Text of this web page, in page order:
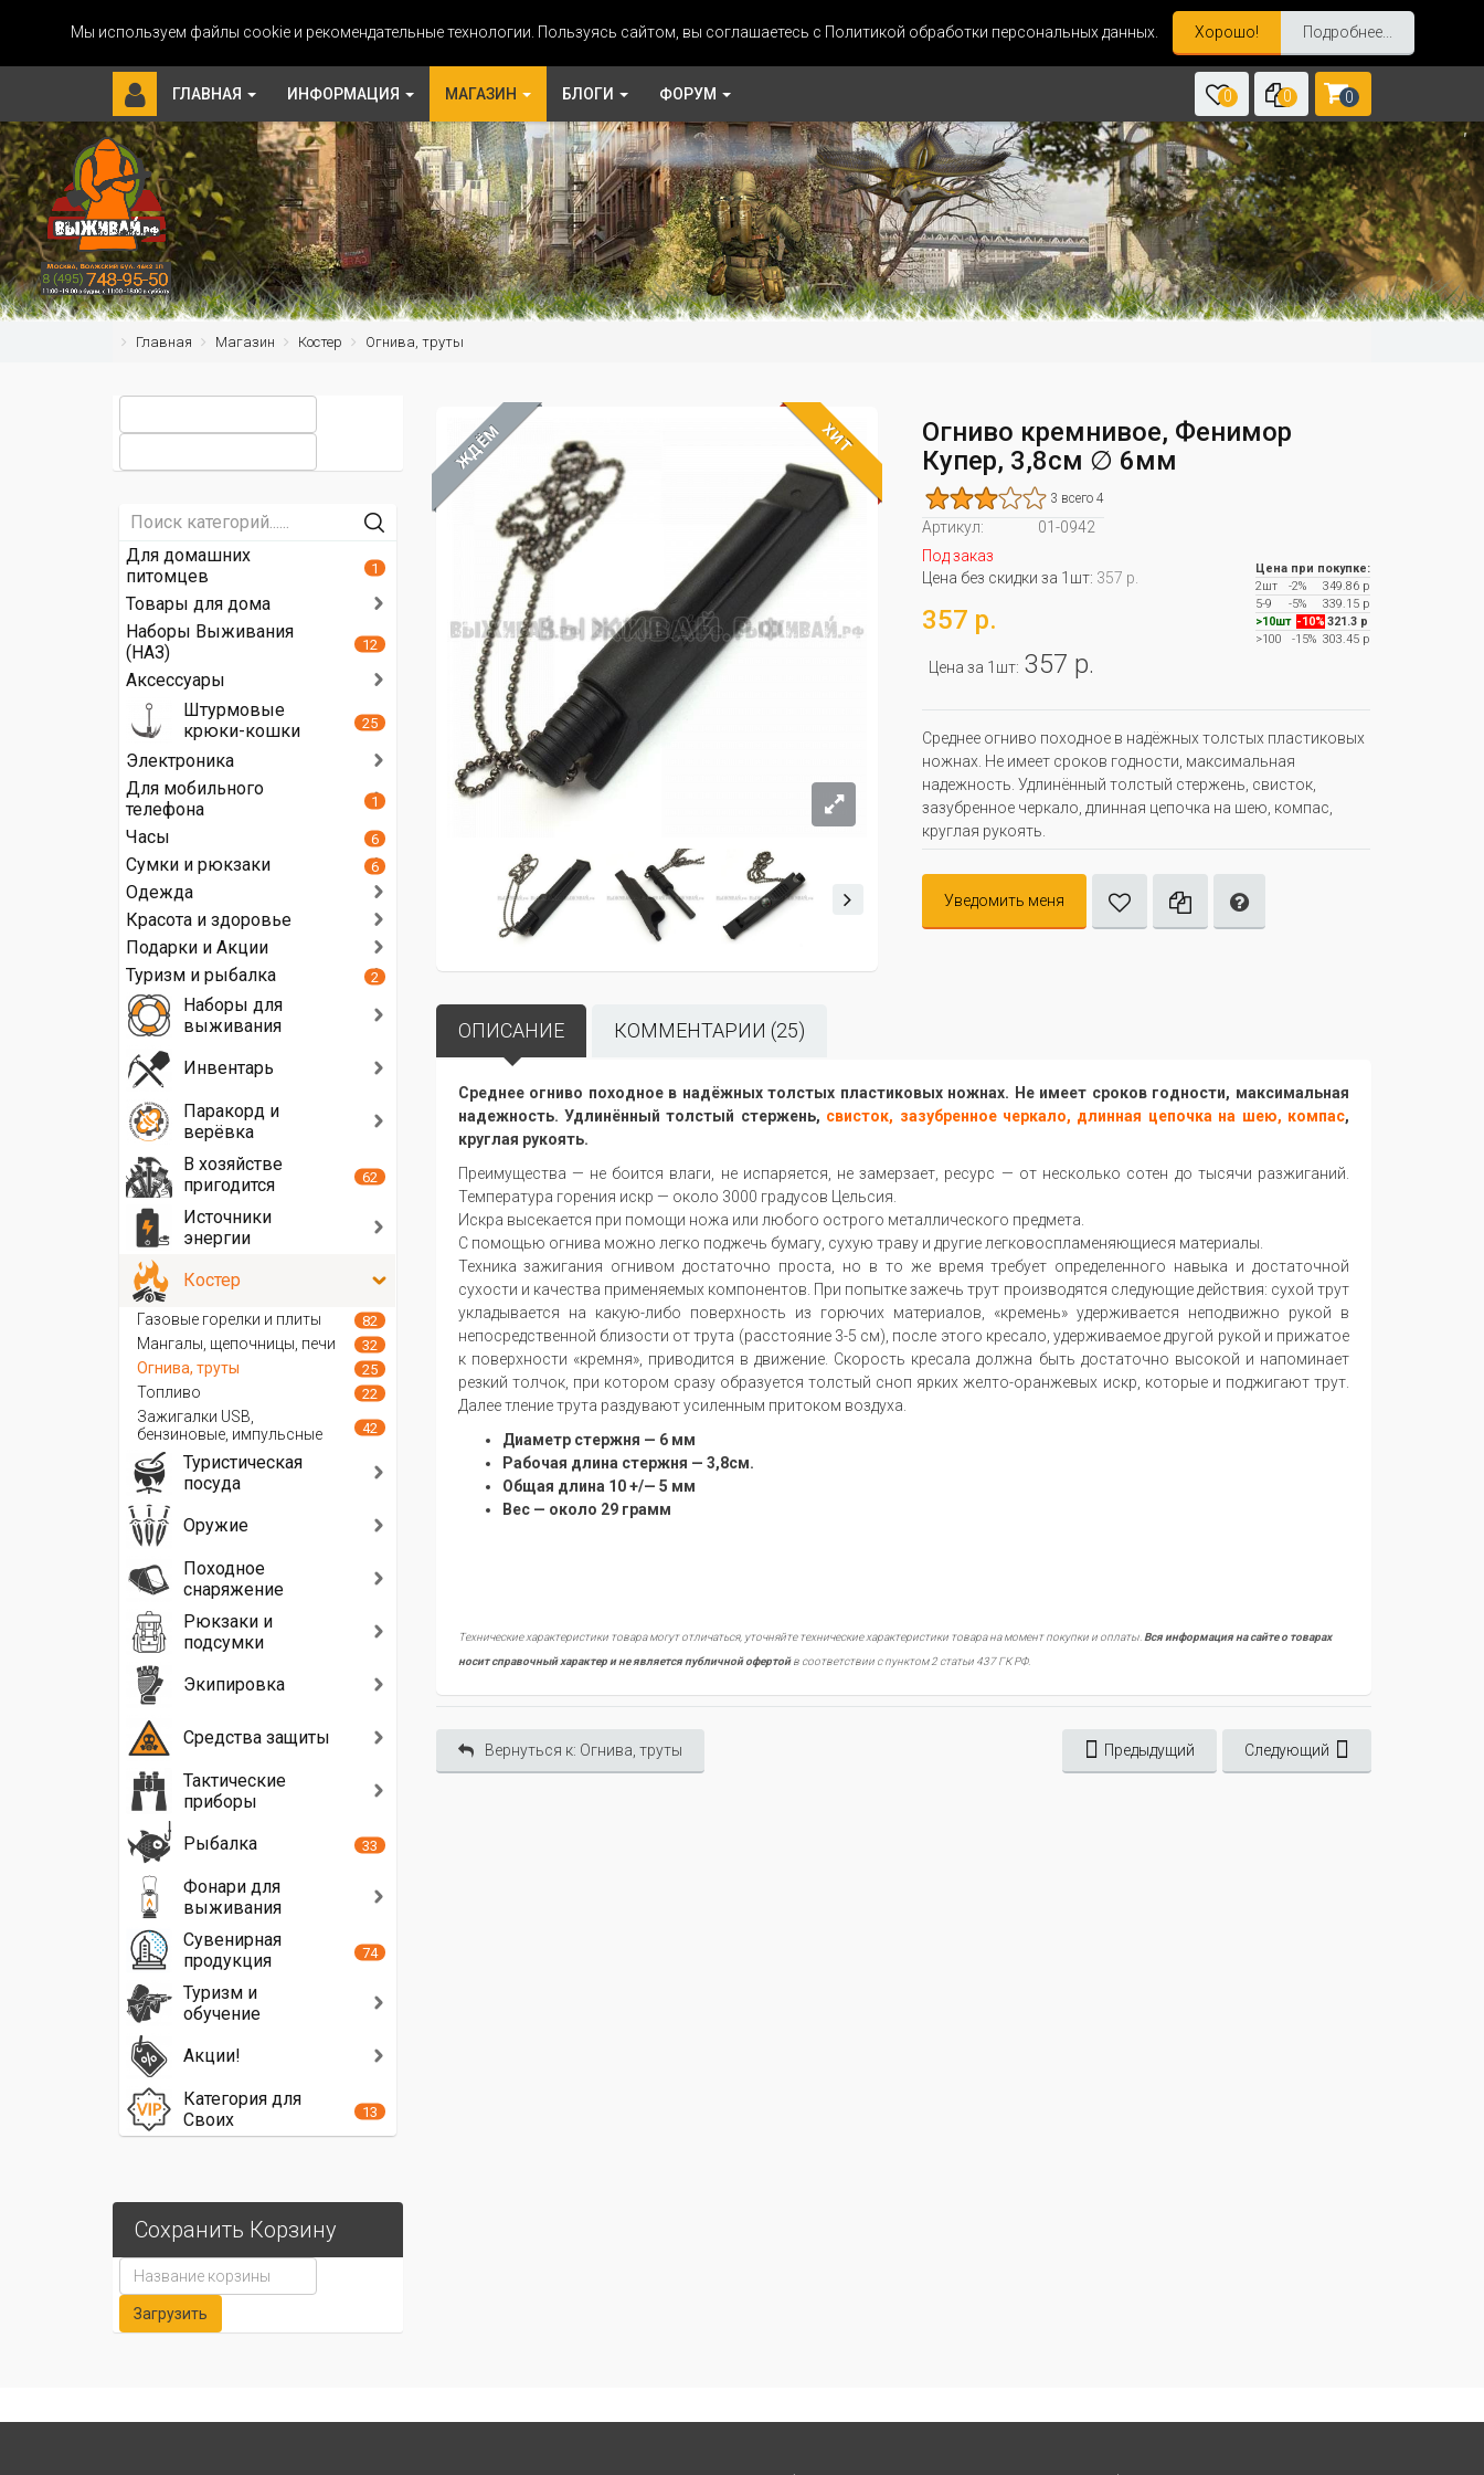
Мы используем файлы cookie и рекомендательные технологии. Пользуясь сайтом, вы соглашаетесь с Политикой обработки персональных данных. Хорошо! Подробнее...
ГЛАВНАЯ ИНФОРМАЦИЯ МАГАЗИН БЛОГИ ФОРУМ 0 0 0
Главная Магазин Костер Огнива, труты
ЖДЁМ ХИТ
Огниво кремнивое, Фенимор
Купер, 3,8см ∅ 6мм
3 всего 4
Артикул:
01-0942
Под заказ
Цена без скидки за 1шт: 357 р.
357 р.
Цена за 1шт: 357 р.
Цена при покупке:
2шт
-2%
349.86 р
5-9
-5%
339.15 р
>10шт -10% 321.3 р
>100
-15%303.45 р
Среднее огниво походное в надёжных толстых пластиковых
ножнах. Не имеет сроков годности, максимальная
надежность. Удлинённый толстый стержень, свисток,
зазубренное черкало, длинная цепочка на шею, компас,
круглая рукоять.
Уведомить меня
ОПИСАНИЕ КОММЕНТАРИИ (25)
Среднее огниво походное в надёжных толстых пластиковых ножнах. Не имеет сроков годности, максимальная
надежность. Удлинённый толстый стержень, свисток, зазубренное черкало, длинная цепочка на шею, компас,
круглая рукоять.
Преимущества — не боится влаги, не испаряется, не замерзает, ресурс — от несколько сотен до тысячи разжиганий.
Температура горения искр — около 3000 градусов Цельсия.
Искра высекается при помощи ножа или любого острого металлического предмета.
С помощью огнива можно легко поджечь бумагу, сухую траву и другие легковоспламеняющиеся материалы.
Техника зажигания огнивом достаточно проста, но в то же время требует определенного навыка и достаточной
сухости и качества применяемых компонентов. При попытке зажечь трут производятся следующие действия: сухой трут
укладывается на какую-либо поверхность из горючих материалов, «кремень» удерживается неподвижно рукой в
непосредственной близости от трута (расстояние 3-5 см), после этого кресало, удерживаемое другой рукой и прижатое
к поверхности «кремня», приводится в движение. Скорость кресала должна быть достаточно высокой и напоминает
резкий толчок, при котором сразу образуется толстый сноп ярких желто-оранжевых искр, которые и поджигают трут.
Далее тление трута раздувают усиленным притоком воздуха.
Диаметр стержня — 6 мм
Рабочая длина стержня — 3,8см.
Общая длина 10 +/— 5 мм
Вес — около 29 грамм
Технические характеристики товара могут отличаться, уточняйте технические характеристики товара на момент покупки и оплаты. Вся информация на сайте о товарах
носит справочный характер и не является публичной офертойв соответствии с пунктом 2 статьи 437 ГК РФ.
Вернуться к: Огнива, труты Предыдущий Следующий
Для домашних
питомцев
1
Товары для дома
Наборы Выживания
(НАЗ)
12
Аксессуары
Штурмовые
крюки-кошки
25
Электроника
Для мобильного
телефона
1
Часы 6
Сумки и рюкзаки 6
Одежда
Красота и здоровье
Подарки и Акции
Туризм и рыбалка
2
Наборы для
выживания
Инвентарь
Паракорд и
верёвка
В хозяйстве
пригодится
62
Источники
энергии
Костер
Газовые горелки и плиты 82
Мангалы, щепочницы, печи 32
Огнива, труты 25
Топливо 22
Зажигалки USB,
бензиновые, импульсные
42
Туристическая
посуда
Оружие
Походное
снаряжение
Рюкзаки и
подсумки
Экипировка
Средства защиты
Тактические
приборы
Рыбалка
33
Фонари для
выживания
Сувенирная
продукция
74
Туризм и
обучение
Акции!
Категория для
Своих
13
Сохранить Корзину